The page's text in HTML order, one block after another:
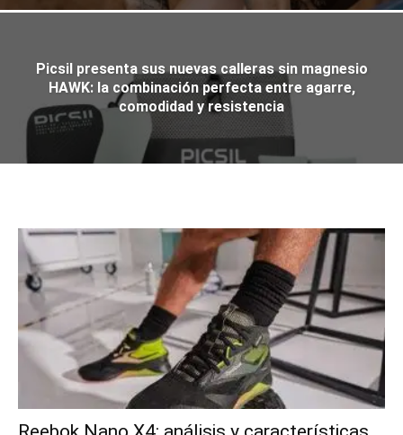
Picsil presenta sus nuevas calleras sin magnesio
HAWK: la combinación perfecta entre agarre,
comodidad y resistencia